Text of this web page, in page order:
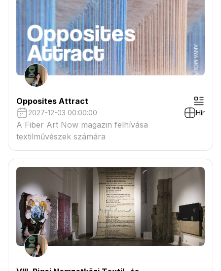
Opposites Attract
2027-12-03 00:00:00 Hír
A Fiber Art Now magazin felhívása
textilművészek számára